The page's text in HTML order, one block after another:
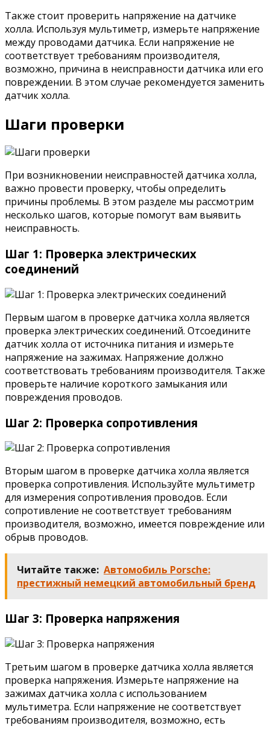
Также стоит проверить напряжение на датчике
холла. Используя мультиметр, измерьте напряжение
между проводами датчика. Если напряжение не
соответствует требованиям производителя,
возможно, причина в неисправности датчика или его
повреждении. В этом случае рекомендуется заменить
датчик холла.
Шаги проверки
При возникновении неисправностей датчика холла,
важно провести проверку, чтобы определить
причины проблемы. В этом разделе мы рассмотрим
несколько шагов, которые помогут вам выявить
неисправность.
Шаг 1: Проверка электрических
соединений
Первым шагом в проверке датчика холла является
проверка электрических соединений. Отсоедините
датчик холла от источника питания и измерьте
напряжение на зажимах. Напряжение должно
соответствовать требованиям производителя. Также
проверьте наличие короткого замыкания или
повреждения проводов.
Шаг 2: Проверка сопротивления
Вторым шагом в проверке датчика холла является
проверка сопротивления. Используйте мультиметр
для измерения сопротивления проводов. Если
сопротивление не соответствует требованиям
производителя, возможно, имеется повреждение или
обрыв проводов.
Читайте также: Автомобиль Porsche:
престижный немецкий автомобильный бренд
Шаг 3: Проверка напряжения
Третьим шагом в проверке датчика холла является
проверка напряжения. Измерьте напряжение на
зажимах датчика холла с использованием
мультиметра. Если напряжение не соответствует
требованиям производителя, возможно, есть